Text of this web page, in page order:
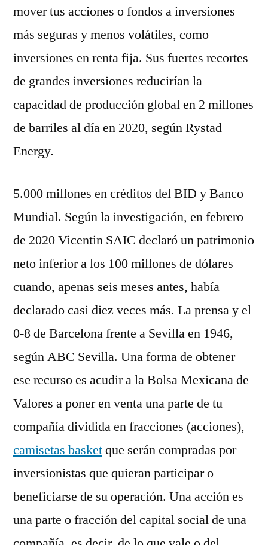
mover tus acciones o fondos a inversiones
más seguras y menos volátiles, como
inversiones en renta fija. Sus fuertes recortes
de grandes inversiones reducirían la
capacidad de producción global en 2 millones
de barriles al día en 2020, según Rystad
Energy.
5.000 millones en créditos del BID y Banco
Mundial. Según la investigación, en febrero
de 2020 Vicentin SAIC declaró un patrimonio
neto inferior a los 100 millones de dólares
cuando, apenas seis meses antes, había
declarado casi diez veces más. La prensa y el
0-8 de Barcelona frente a Sevilla en 1946,
según ABC Sevilla. Una forma de obtener
ese recurso es acudir a la Bolsa Mexicana de
Valores a poner en venta una parte de tu
compañía dividida en fracciones (acciones),
camisetas basketque serán compradas por
inversionistas que quieran participar o
beneficiarse de su operación. Una acción es
una parte o fracción del capital social de una